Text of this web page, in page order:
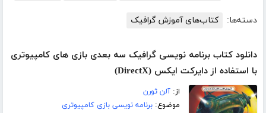
دسته‌ها: کتاب‌های آموزش گرافیک
دانلود کتاب برنامه نویسی گرافیک سه بعدی بازی های کامپیوتری
با استفاده از دایرکت ایکس (DirectX)
از:آلن ثورن
موضوع:برنامه نویسی بازی کامپیوتری